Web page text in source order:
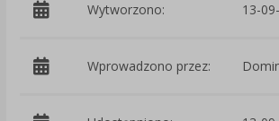
Wytworzono: 13-
Wprowadzono przez: